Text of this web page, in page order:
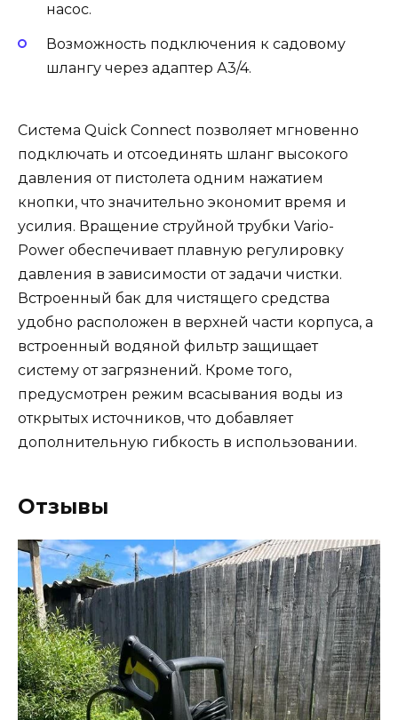
насос.
Возможность подключения к садовому
шлангу через адаптер А3/4.
Система Quick Connect позволяет мгновенно
подключать и отсоединять шланг высокого
давления от пистолета одним нажатием
кнопки, что значительно экономит время и
усилия. Вращение струйной трубки Vario-
Power обеспечивает плавную регулировку
давления в зависимости от задачи чистки.
Встроенный бак для чистящего средства
удобно расположен в верхней части корпуса, а
встроенный водяной фильтр защищает
систему от загрязнений. Кроме того,
предусмотрен режим всасывания воды из
открытых источников, что добавляет
дополнительную гибкость в использовании.
Отзывы